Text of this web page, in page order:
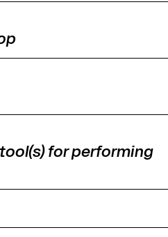
tool(s) for performing